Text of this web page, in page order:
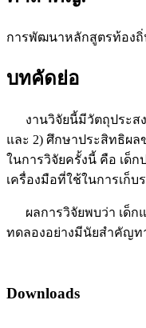
การพัฒนาหลักสูตรท้องถิ่
บทคัดย่อ
งานวิจัยนี้มีวัตถุประสง
และ 2) ศึกษาประสิทธิผ
ในการวิจัยครั้งนี้ คือ เด็ก
เครื่องมือที่ใช้ในการเก็
ผลการวิจัยพบว่า เด็ก
ทดลองอย่างมีนัยสําคัญท
Downloads